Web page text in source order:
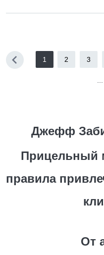
1 2 3
Джефф
Прицельный
правила
От